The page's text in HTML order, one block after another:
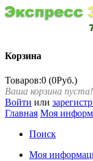
Корзина
Товаров:0 (0Руб.)
Ваша корзина пуста!
Войти или
Главная Моя
Поиск
Моя